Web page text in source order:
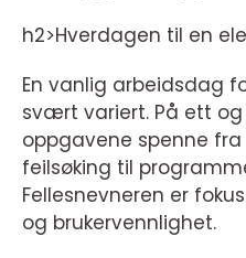
h2>Hverdagen til en
En vanlig arbeidsdag
svært variert. På ett
oppgavene spenne
feilsøking til
Fellesnevneren er
og brukervennlighet.